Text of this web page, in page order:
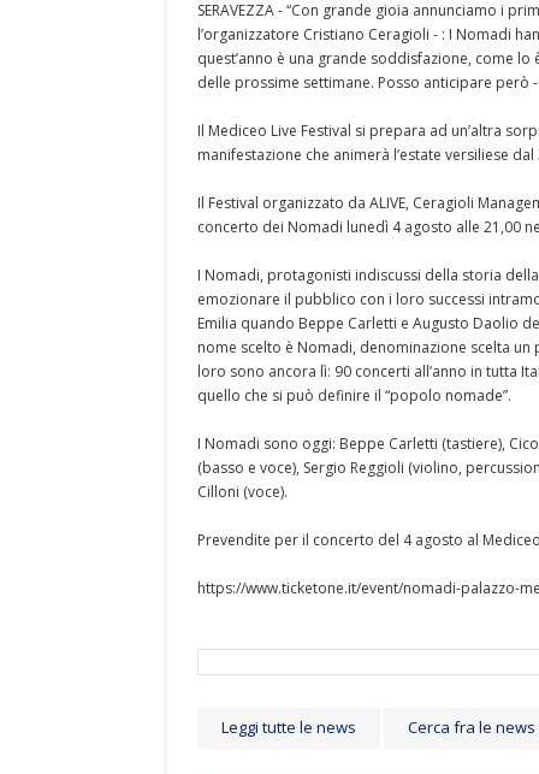
SERAVEZZA - “Con grande gioia annunciamo i
l’organizzatore Cristiano Ceragioli - : I Nomadi
quest’anno è una grande soddisfazione, come
delle prossime settimane. Posso anticipare però
Il Mediceo Live Festival si prepara ad un’altra
manifestazione che animerà l’estate versiliese
Il Festival organizzato da ALIVE, Ceragioli
concerto dei Nomadi lunedì 4 agosto alle 21,00
I Nomadi, protagonisti indiscussi della storia
emozionare il pubblico con i loro successi
Emilia quando Beppe Carletti e Augusto Daolio
nome scelto è Nomadi, denominazione scelta un
loro sono ancora lì: 90 concerti all’anno in tutta
quello che si può definire il “popolo nomade”.
I Nomadi sono oggi: Beppe Carletti (tastiere),
(basso e voce), Sergio Reggioli (violino,
Cilloni (voce).
Prevendite per il concerto del 4 agosto al
https://www.ticketone.it/event/nomadi-palazzo-
Leggi tutte le news Cerca fra le news